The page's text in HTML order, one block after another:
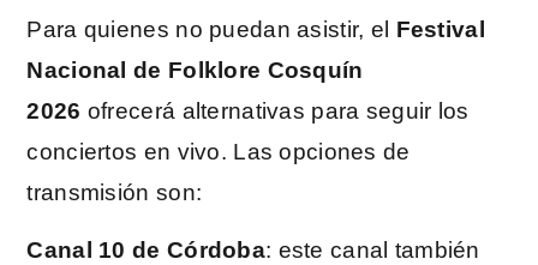
Para quienes no puedan asistir, el Festival
Nacional de Folklore Cosquín
2026 ofrecerá alternativas para seguir los
conciertos en vivo. Las opciones de
transmisión son:
Canal 10 de Córdoba: este canal también